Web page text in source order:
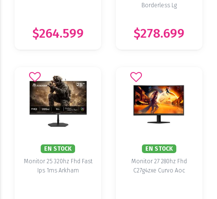
$264.599
Borderless Lg
$278.699
EN STOCK
Monitor 25 320hz Fhd Fast
Ips 1ms Arkham
EN STOCK
Monitor 27 280hz Fhd
C27g4zxe Curvo Aoc